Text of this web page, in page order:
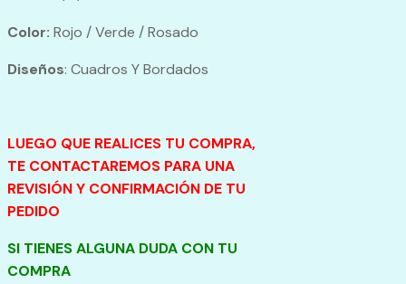
Color: Rojo / Verde / Rosado
Diseños: Cuadros Y Bordados
LUEGO QUE REALICES TU COMPRA,
TE CONTACTAREMOS PARA UNA
REVISIÓN Y CONFIRMACIÓN DE TU
PEDIDO
SI TIENES ALGUNA DUDA CON TU
COMPRA